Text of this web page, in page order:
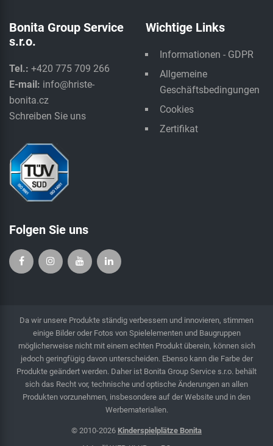
Bonita Group Service
s.r.o.
Tel.: +420 775 709 266
E-mail: info@hriste-
bonita.cz
Schreiben Sie uns
Wichtige Links
Informationen - GDPR
Allgemeine
Geschäftsbedingungen
Cookies
Zertifikat
Folgen Sie uns
Da wir unsere Produkte ständig verbessern und innovieren, stimmen
einige Bilder oder Fotos von Spielelementen und Baugruppen
möglicherweise nicht mit einem echten Produkt überein, können sich
jedoch geringfügig davon unterscheiden. Ebenso kann die Farbe der
Produkte geändert werden. Daher ist Bonita Group Service s.r.o. behält
sich das Recht vor, technische und optische Änderungen an allen
Produkten vorzunehmen, insbesondere auf der Website und in den
Werbematerialien.
© 2010-2026 Kinderspielplätze Bonita